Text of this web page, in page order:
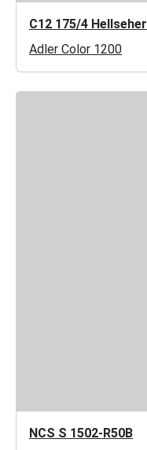
C12 175/4 Hellseher
Adler Color 1200
NCS S 1502-R50B